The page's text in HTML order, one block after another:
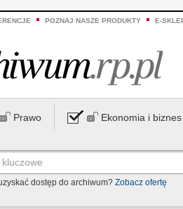
POZNAJ NASZE PRODUKTY E-
Prawo Ekonomia i biznes
dostęp do archiwum? Zobacz ofertę